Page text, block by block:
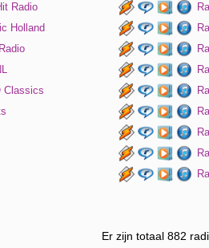
Radio
Holland
Classics
Er zijn totaal 882